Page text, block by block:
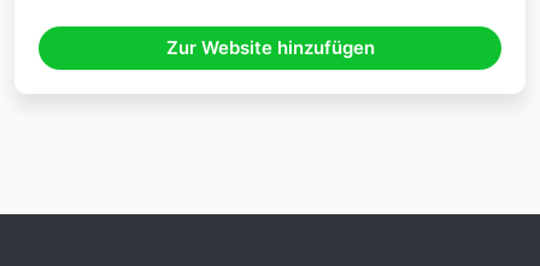
Zur Website hinzufügen